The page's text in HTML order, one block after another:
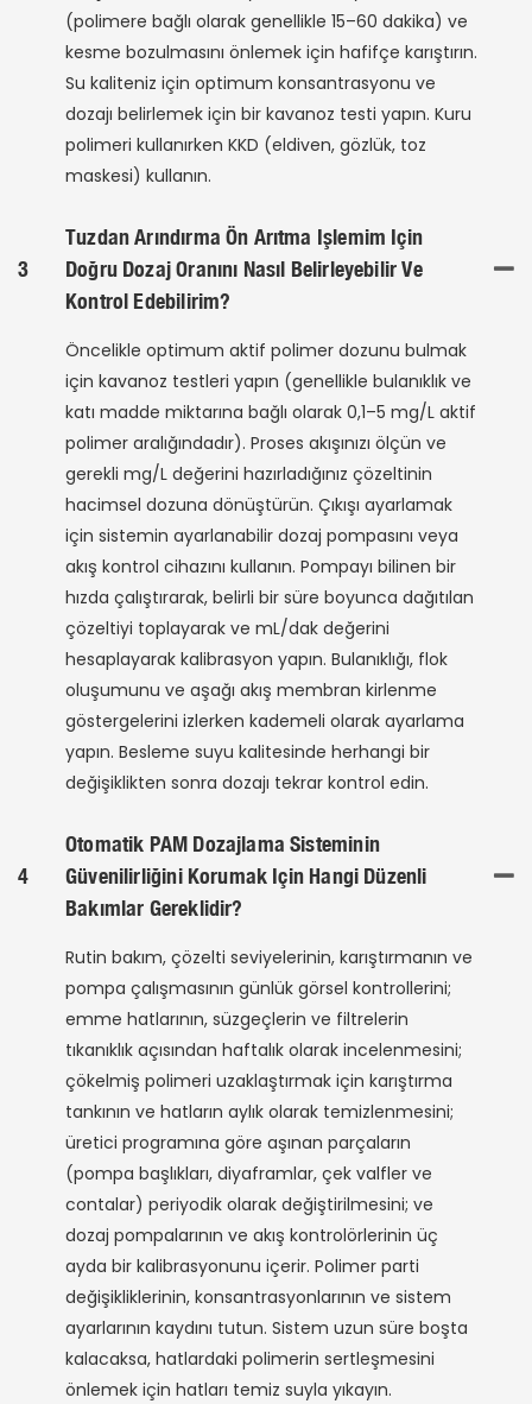
(polimere bağlı olarak genellikle 15–60 dakika) ve
kesme bozulmasını önlemek için hafifçe karıştırın.
Su kaliteniz için optimum konsantrasyonu ve
dozajı belirlemek için bir kavanoz testi yapın. Kuru
polimeri kullanırken KKD (eldiven, gözlük, toz
maskesi) kullanın.
3
Tuzdan Arındırma Ön Arıtma Işlemim Için
Doğru Dozaj Oranını Nasıl Belirleyebilir Ve
Kontrol Edebilirim?
Öncelikle optimum aktif polimer dozunu bulmak
için kavanoz testleri yapın (genellikle bulanıklık ve
katı madde miktarına bağlı olarak 0,1–5 mg/L aktif
polimer aralığındadır). Proses akışınızı ölçün ve
gerekli mg/L değerini hazırladığınız çözeltinin
hacimsel dozuna dönüştürün. Çıkışı ayarlamak
için sistemin ayarlanabilir dozaj pompasını veya
akış kontrol cihazını kullanın. Pompayı bilinen bir
hızda çalıştırarak, belirli bir süre boyunca dağıtılan
çözeltiyi toplayarak ve mL/dak değerini
hesaplayarak kalibrasyon yapın. Bulanıklığı, flok
oluşumunu ve aşağı akış membran kirlenme
göstergelerini izlerken kademeli olarak ayarlama
yapın. Besleme suyu kalitesinde herhangi bir
değişiklikten sonra dozajı tekrar kontrol edin.
4
Otomatik PAM Dozajlama Sisteminin
Güvenilirliğini Korumak Için Hangi Düzenli
Bakımlar Gereklidir?
Rutin bakım, çözelti seviyelerinin, karıştırmanın ve
pompa çalışmasının günlük görsel kontrollerini;
emme hatlarının, süzgeçlerin ve filtrelerin
tıkanıklık açısından haftalık olarak incelenmesini;
çökelmiş polimeri uzaklaştırmak için karıştırma
tankının ve hatların aylık olarak temizlenmesini;
üretici programına göre aşınan parçaların
(pompa başlıkları, diyaframlar, çek valfler ve
contalar) periyodik olarak değiştirilmesini; ve
dozaj pompalarının ve akış kontrolörlerinin üç
ayda bir kalibrasyonunu içerir. Polimer parti
değişikliklerinin, konsantrasyonlarının ve sistem
ayarlarının kaydını tutun. Sistem uzun süre boşta
kalacaksa, hatlardaki polimerin sertleşmesini
önlemek için hatları temiz suyla yıkayın.